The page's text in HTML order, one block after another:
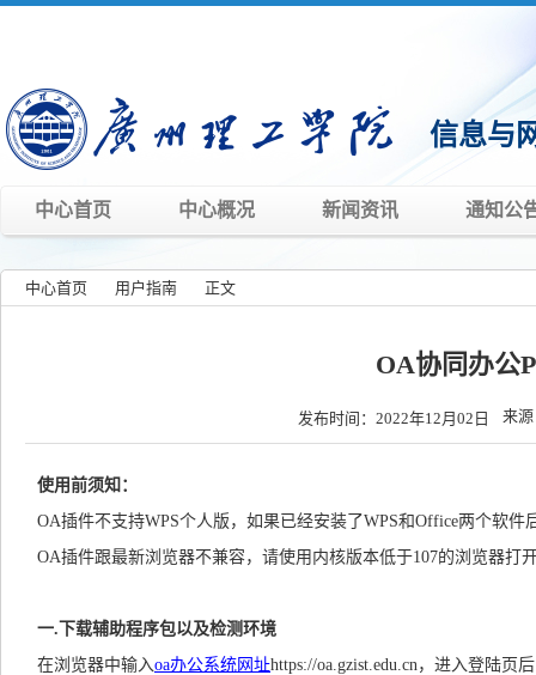
信息与
中心首页 中心概况 新闻资讯 通知公
中心首页 用户指南 正文
OA协同办公
发布时间：2022年12月02日 来
使用前须知：
OA插件不支持WPS个人版，如果已经安装了WPS和Office两个软件
OA插件跟最新浏览器不兼容，请使用内核版本低于107的浏览器打
一.下载辅助程序包以及检测环境
在浏览器中输入oa办公系统网址https://oa.gzist.edu.cn，进入登陆